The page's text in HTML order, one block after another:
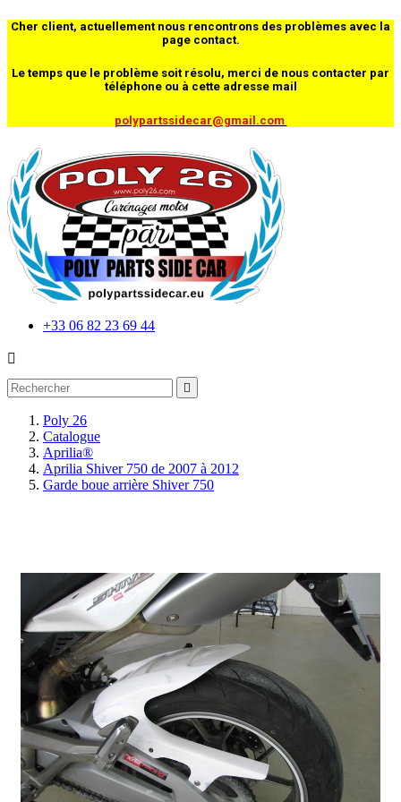
Cher client, actuellement nous rencontrons des problèmes avec la
page contact.
Le temps que le problème soit résolu, merci de nous contacter par
téléphone ou à cette adresse mail
polypartssidecar@gmail.com
+33 06 82 23 69 44


Poly 26
Catalogue
Aprilia®
Aprilia Shiver 750 de 2007 à 2012
Garde boue arrière Shiver 750